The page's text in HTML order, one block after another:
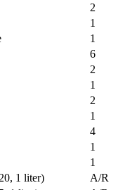
2
1
1
6
2
1
2
1
4
1
1
1 liter)
A/R